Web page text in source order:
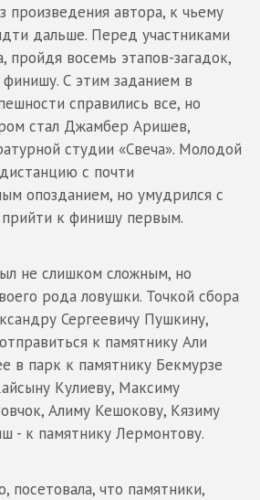
произведения автора, к чьему
дальше. Перед участниками
пройдя восемь этапов-загадок,
С этим заданием в
справились все, но
стал Джамбер Аришев,
студии «Свеча». Молодой
с почти
опозданием, но умудрился с
к финишу первым.
не слишком сложным, но
рода ловушки. Точкой сбора
Сергеевичу Пушкину,
к памятнику Али
в парк к памятнику Бекмурзе
Кулиеву, Максиму
Алиму Кешокову, Кязиму
- к памятнику Лермонтову.
посетовала, что памятники,